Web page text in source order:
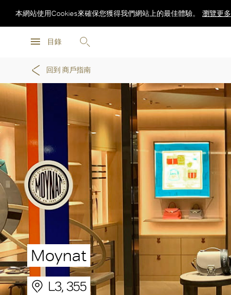
目錄
本網站使用Cookies來確保您獲得我們網站上的最佳體驗。 瀏覽更多
回到 商戶指南
Moynat
L3, 355